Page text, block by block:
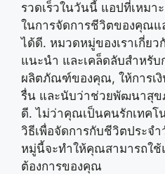
รวดเร็วในวันนี้ แอปที่เหมา
ในการจัดการชีวิตของคุณแ
ได้ดี. หมวดหมู่ของเราเกี่ย
แนะนำ และเคล็ดลับสำหรับ
ผลิตภัณฑ์ของคุณ, ให้การเ
รื่น และนับว่าช่วยพัฒนาสุข
ดี. ไม่ว่าคุณเป็นคนรักเทคโ
วิธีเพื่อจัดการกับชีวิตประ
หมู่นี้จะทำให้คุณสามารถใช้
ต้องการของคุณ